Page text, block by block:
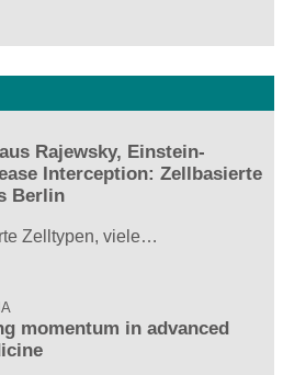
Rajewsky, Einstein-
Interception: Zellbasierte
Berlin
Zelltypen, viele…
momentum in advanced